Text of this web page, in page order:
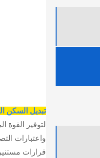
تبديل السكن
لتوفير القوة
واعتبارات
قرارات